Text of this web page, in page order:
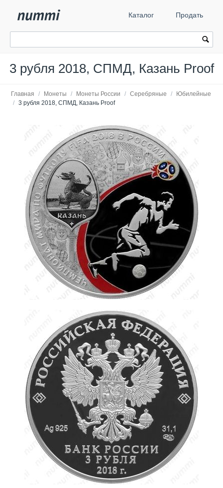
Каталог Продать
3 рубля 2018, СПМД, Казань Proof
Главная / Монеты / Монеты России / Серебряные /
Юбилейные
/ 3 рубля 2018, СПМД, Казань Proof